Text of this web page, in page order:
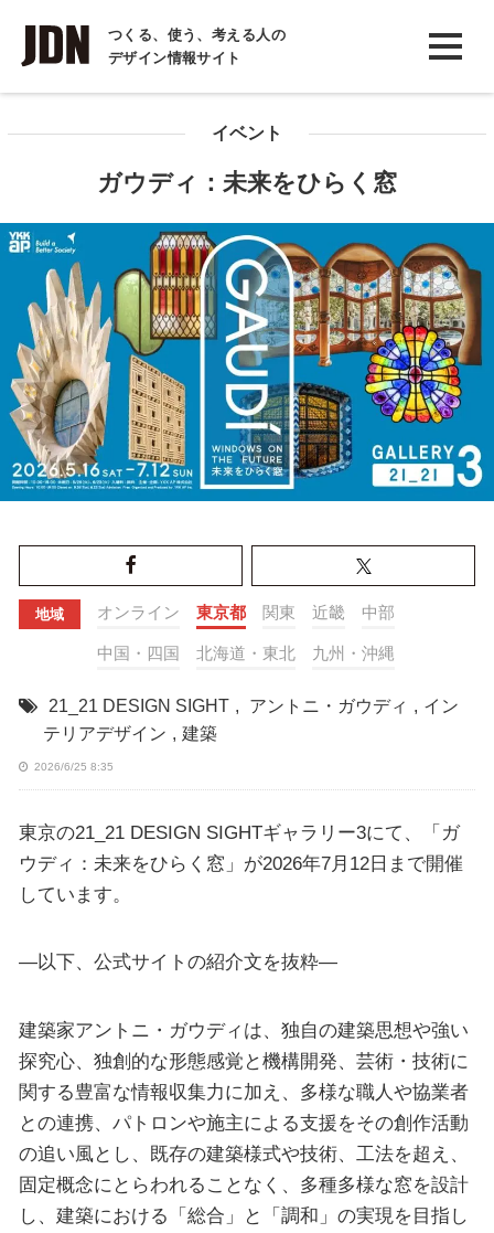
つくる、使う、考える人の
デザイン情報サイト
INTERVIEW
インタビュー
コラム
イベント
ガウディ：未来をひらく窓
地域 オンライン 東京都 関東 近畿 中部
中国・四国 北海道・東北 九州・沖縄
21_21 DESIGN SIGHT , アントニ・ガウディ , イン
テリアデザイン , 建築
2026/6/25 8:35
東京の21_21 DESIGN SIGHTギャラリー3にて、「ガ
ウディ：未来をひらく窓」が2026年7月12日まで開催
しています。
—以下、公式サイトの紹介文を抜粋—
建築家アントニ・ガウディは、独自の建築思想や強い
探究心、独創的な形態感覚と機構開発、芸術・技術に
関する豊富な情報収集力に加え、多様な職人や協業者
との連携、パトロンや施主による支援をその創作活動
の追い風とし、既存の建築様式や技術、工法を超え、
固定概念にとらわれることなく、多種多様な窓を設計
し、建築における「総合」と「調和」の実現を目指し